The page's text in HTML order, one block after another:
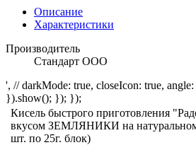
Описание
Характеристики
Производитель
Стандарт ООО
', // darkMode: true, closeIcon: true,
}).show(); }); });
Кисель быстрого приготовления
вкусом ЗЕМЛЯНИКИ на
шт. по 25г. блок)